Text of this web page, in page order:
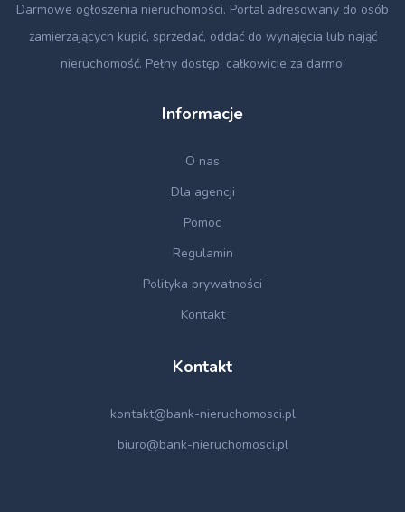
Darmowe ogłoszenia nieruchomości. Portal adresowany do osób
zamierzających kupić, sprzedać, oddać do wynajęcia lub nająć
nieruchomość. Pełny dostęp, całkowicie za darmo.
Informacje
O nas
Dla agencji
Pomoc
Regulamin
Polityka prywatności
Kontakt
Kontakt
kontakt@bank-nieruchomosci.pl
biuro@bank-nieruchomosci.pl